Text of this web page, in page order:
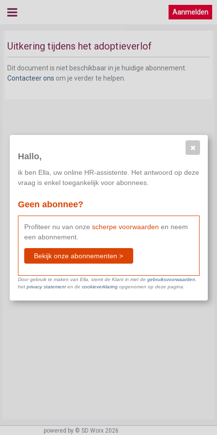
Aanmelden
Uitkering tijdens het adoptieverlof
Dit document is niet beschikbaar in je huidige abonnement.
Contacteer ons om je verder te helpen.
powered by © SD Worx 2026
Hallo,
ik ben Ella, uw online HR-assistente. Het antwoord op deze
vraag is enkel toegankelijk voor abonnees.
Geen abonnee?
Profiteer nu van onze scherpe voorwaarden en neem
een abonnement.
Bekijk onze abonnementen >
Door gebruik te maken van Ella, stemt de Klant in met de gebruiksvoorwaarden
het privacy statementen de cookieverklaringopgenomen op deze pagina.